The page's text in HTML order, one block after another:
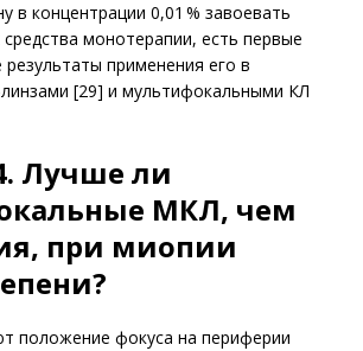
в концентрации 0,01 % завоевать
средства монотерапии, есть первые
применения его в
[29] и мультифокальными КЛ
Лучше ли
МКЛ, чем
при миопии
положение фокуса на периферии